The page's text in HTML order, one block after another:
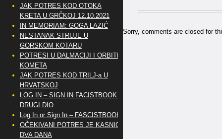
Sorry, comments are closed for
JAK POTRES KOD OTOKA
KRETA U GRČKOJ 12.10.2021
IN MEMORIAM: GOGA LAZIĆ
NESTANAK STRUJE U
GORSKOM KOTARU
POTRESI U DALMACIJI I ORBITE
KOMETA
JAK POTRES KOD TRILJ-a U
HRVATSKOJ
LOG IN – SIGN IN FACISTBOOK –
DRUGI DIO
Log In or Sign In – FASCISTBOOK
OČEKIVANI POTRES JE KASNIO
DVA DANA